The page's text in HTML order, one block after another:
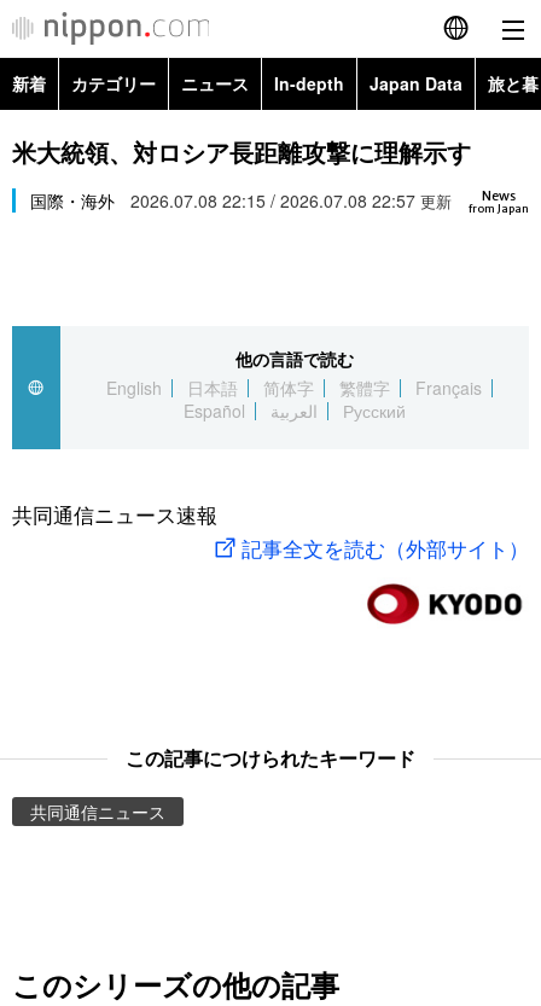
English
简体字
繁體字
العربية
社会
旅と暮らし
東京
新着 カテゴリー ニュース In-depth Japan Data 旅と
政治・外交
経済・ビジネス
社会
文化
科学・技術
暮らし
Topics
Images
お知らせ
米大統領、対ロシア長距離攻撃に理解示す
News
from Japan
国際・海外 2026.07.08 22:15 / 2026.07.08 22:57 更新
他の言語で読む
English
日本語 简体字 繁體字
Français
Español
العربية Русский
共同通信ニュース速報
記事全文を読む（外部サイト）
この記事につけられたキーワード
共同通信ニュース
このシリーズの他の記事